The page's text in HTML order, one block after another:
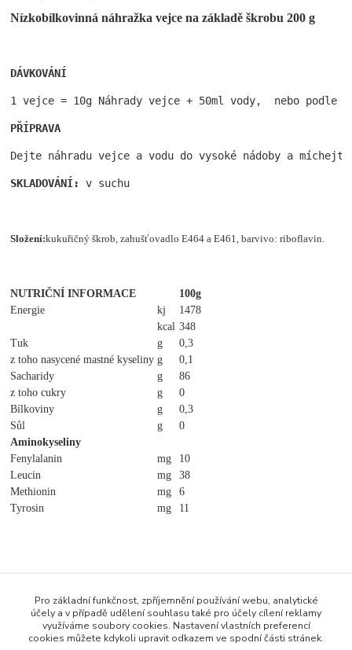
Nízkobílkovinná náhražka vejce na základě škrobu 200 g
DÁVKOVÁNÍ
1 vejce = 10g Náhrady vejce + 50ml vody,  nebo podle
PŘÍPRAVA
Dejte náhradu vejce a vodu do vysoké nádoby a
SKLADOVÁNÍ: v suchu
Složení:kukuřičný škrob, zahušťovadlo E464 a E461, barvivo: riboflavin.
NUTRIČNÍ INFORMACE
100g
Energie
kj
1478
kcal 348
Tuk
g
0,3
z toho nasycené mastné kyseliny g
0,1
Sacharidy
g
86
z toho cukry
g
0
Bílkoviny
g
0,3
Sůl
g
0
Aminokyseliny
Fenylalanin
mg
10
Leucin
mg
38
Methionin
mg
6
Tyrosin
mg 11
Zboží zařazeno v kategoriích
MetaX nízkobílkovinné potraviny
Krupice a náhrada vejce
Pro základní funkčnost, zpříjemnění používání webu, analytické
účely a v případě udělení souhlasu také pro účely cílení reklamy
využíváme soubory cookies. Nastavení vlastních preferencí
cookies můžete kdykoli upravit odkazem ve spodní části stránek.